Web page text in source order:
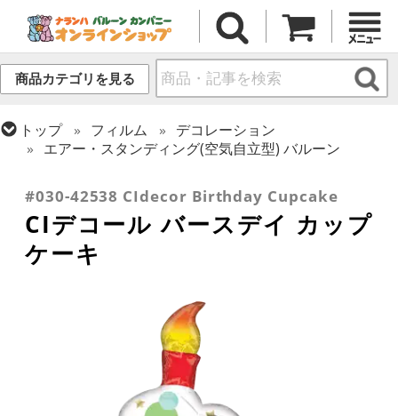
商品カテゴリを見る
トップ フィルム
デコレーション
エアー・スタンディング(空気自立型) バルーン
#030-42538 CIdecor Birthday Cupcake
CIデコール バースデイ カップ
ケーキ